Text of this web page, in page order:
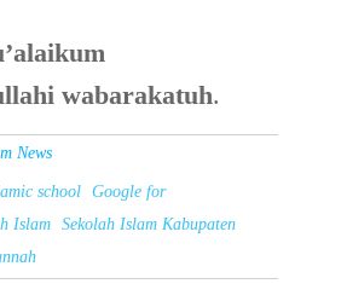
wabarakatuh.
News
school
Google for
Islam
Sekolah Islam Kabupaten